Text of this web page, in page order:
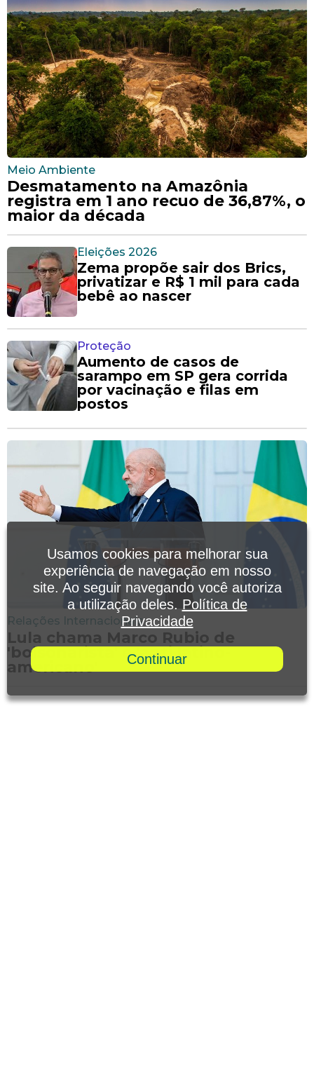
Meio Ambiente
Desmatamento na Amazônia
registra em 1 ano recuo de 36,87%, o
maior da década
Eleições 2026
Zema propõe sair dos Brics,
privatizar e R$ 1 mil para cada
bebê ao nascer
Proteção
Aumento de casos de
sarampo em SP gera corrida
por vacinação e filas em
postos
Relações Internacionais
Lula chama Marco Rubio de
'bolsonarista' e 'anti latino-
americano'
Usamos cookies para melhorar sua
experiência de navegação em nosso
site. Ao seguir navegando você autoriza
a utilização deles. Política de
Privacidade
Continuar